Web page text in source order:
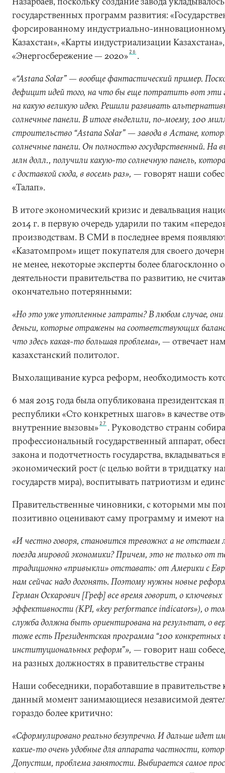
государственных программ развития:
форсированному индустриально-
Казахстан», «Карты индустриализации
«Энергосбережение — 2020» 26 .
«“Astana Solar” — вообще фантастический пример.
дефицит идей того, на что бы еще потратить вот эти
на какую великую идею. Решили развивать
солнечные панели. В итоге выделили, по-моему, 100
строительство “Astana Solar” — завода в Астане,
солнечные панели. Он полностью государственный. На
млн долл., получили какую-то солнечную панель,
с доставкой сюда, в восемь раз», — говорят наши
«Талап».
В итоге экономический кризис и девальвация
2014 г. в первую очередь ударили по таким
производствам. В СМИ в последнее время
«Казатомпром» ищет покупателя для своего
не менее, некоторые эксперты более
деятельности правительства по развитию, не
окончательно потерянными:
«Но это уже утопленные затраты? В любом случае,
деньги, которые отражены на соответствующих
что здесь какая-то большая проблема», — отвечает
казахстанский политолог.
Выхолащивание курса реформ, необходимость
6 мая 2015 года была опубликована президентская
республики «Сто конкретных шагов» в качестве
внутренние вызовы» 27 . Руководство страны
профессиональный государственный аппарат,
закона и подотчетность государства,
экономический рост (с целью войти в тридцатку
государств мира), воспитывать патриотизм и
Правительственные чиновники, с которыми мы
позитивно оценивают саму программу и имеют
«И честно говоря, становится тревожно: а не
поезда мировой экономики? Причем, это не только от
традиционно «привыкли» отставать: от Америки с
нам сейчас надо догонять. Поэтому нужны новые
Герман Оскарович [Греф] все время говорит, о ключевых
эффективности (KPI, «key performance indicators»), о
служба должна быть ориентирована на результат, о
тоже есть Президентская программа “100 конкретных
институциональных реформ”», — говорит наш
на разных должностях в правительстве страны
Наши собеседники, поработавшие в правительстве
данный момент занимающиеся независимой
гораздо более критично:
«Сформулировано реально безупречно. И дальше идет
какие-то очень удобные для аппарата частности,
Допустим, проблема занятости. Выбирается самое